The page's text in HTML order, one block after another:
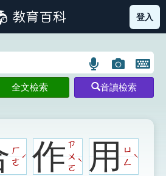
索引圖示 部首索引表圖示
登入
語
言
搜
示
圖
片
搜
示
開
鍵
圖
全文檢索 音讀檢索
ㄏ
ㄜ
ˊ 作ㄗ
ㄨ
ㄛ
ˋ 用ㄩ
ㄥ
ˋ